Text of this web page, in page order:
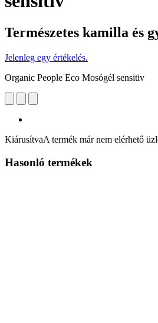
Természetes kamilla és
Jelenleg egy értékelés.
Organic People Eco Mosógél sensitiv
KiárusítvaA termék már nem elérhető
Hasonló termékek